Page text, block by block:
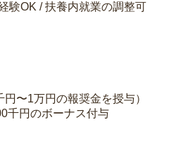
験OK / 扶養内就業の調整可
〜1万円の報奨金を授与）
千円のボーナス付与